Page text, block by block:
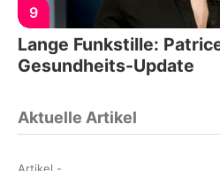
9
Lange Funkstille:
Gesundheits-Update
Aktuelle Artikel